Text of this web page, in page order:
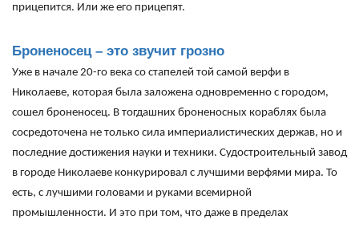
прицепится. Или же его прицепят.
Броненосец – это звучит грозно
Уже в начале 20-го века со стапелей той самой верфи в
Николаеве, которая была заложена одновременно с городом,
сошел броненосец. В тогдашних броненосных кораблях была
сосредоточена не только сила империалистических держав, но и
последние достижения науки и техники. Судостроительный завод
в городе Николаеве конкурировал с лучшими верфями мира. То
есть, с лучшими головами и руками всемирной
промышленности. И это при том, что даже в пределах